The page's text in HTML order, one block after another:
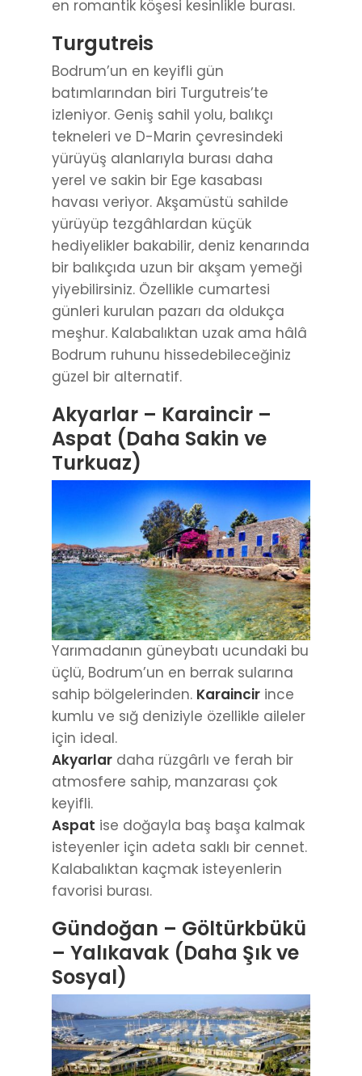
en romantik köşesi kesinlikle burası.
Turgutreis
Bodrum’un en keyifli gün
batımlarından biri Turgutreis’te
izleniyor. Geniş sahil yolu, balıkçı
tekneleri ve D-Marin çevresindeki
yürüyüş alanlarıyla burası daha
yerel ve sakin bir Ege kasabası
havası veriyor. Akşamüstü sahilde
yürüyüp tezgâhlardan küçük
hediyelikler bakabilir, deniz kenarında
bir balıkçıda uzun bir akşam yemeği
yiyebilirsiniz. Özellikle cumartesi
günleri kurulan pazarı da oldukça
meşhur. Kalabalıktan uzak ama hâlâ
Bodrum ruhunu hissedebileceğiniz
güzel bir alternatif.
Akyarlar – Karaincir –
Aspat (Daha Sakin ve
Turkuaz)
Yarımadanın güneybatı ucundaki bu
üçlü, Bodrum’un en berrak sularına
sahip bölgelerinden. Karaincir ince
kumlu ve sığ deniziyle özellikle aileler
için ideal.
Akyarlar daha rüzgârlı ve ferah bir
atmosfere sahip, manzarası çok
keyifli.
Aspat ise doğayla baş başa kalmak
isteyenler için adeta saklı bir cennet.
Kalabalıktan kaçmak isteyenlerin
favorisi burası.
Gündoğan – Göltürkbükü
– Yalıkavak (Daha Şık ve
Sosyal)